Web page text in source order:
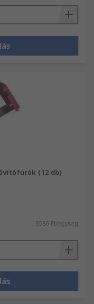
(12 db)
3589 Ft/egység